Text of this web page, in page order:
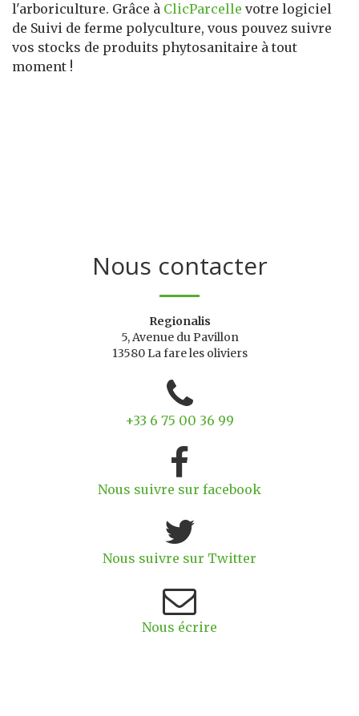
l'arboriculture. Grâce à ClicParcelle votre logiciel
de Suivi de ferme polyculture, vous pouvez suivre
vos stocks de produits phytosanitaire à tout
moment !
Nous contacter
Regionalis
5, Avenue du Pavillon
13580 La fare les oliviers
+33 6 75 00 36 99
Nous suivre sur facebook
Nous suivre sur Twitter
Nous écrire